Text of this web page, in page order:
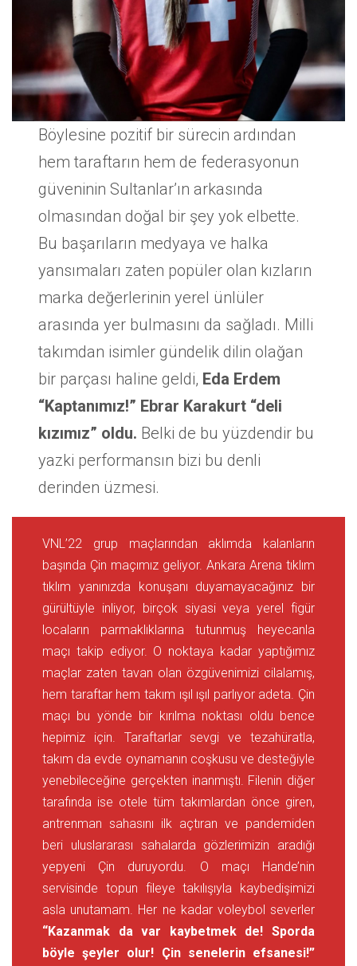
Böylesine pozitif bir sürecin ardından
hem taraftarın hem de federasyonun
güveninin Sultanlar’ın arkasında
olmasından doğal bir şey yok elbette.
Bu başarıların medyaya ve halka
yansımaları zaten popüler olan kızların
marka değerlerinin yerel ünlüler
arasında yer bulmasını da sağladı. Milli
takımdan isimler gündelik dilin olağan
bir parçası haline geldi, Eda Erdem
“Kaptanımız!” Ebrar Karakurt “deli
kızımız” oldu. Belki de bu yüzdendir bu
yazki performansın bizi bu denli
derinden üzmesi.
VNL’22 grup maçlarından aklımda kalanların
başında Çin maçımız geliyor. Ankara Arena tıklım
tıklım yanınızda konuşanı duyamayacağınız bir
gürültüyle inliyor, birçok siyasi veya yerel figür
locaların parmaklıklarına tutunmuş heyecanla
maçı takip ediyor. O noktaya kadar yaptığımız
maçlar zaten tavan olan özgüvenimizi cilalamış,
hem taraftar hem takım ışıl ışıl parlıyor adeta. Çin
maçı bu yönde bir kırılma noktası oldu bence
hepimiz için. Taraftarlar sevgi ve tezahüratla,
takım da evde oynamanın coşkusu ve desteğiyle
yenebileceğine gerçekten inanmıştı. Filenin diğer
tarafında ise otele tüm takımlardan önce giren,
antrenman sahasını ilk açtıran ve pandemiden
beri uluslararası sahalarda gözlerimizin aradığı
yepyeni Çin duruyordu. O maçı Hande’nin
servisinde topun fileye takılışıyla kaybedişimizi
asla unutamam. Her ne kadar voleybol severler
“Kazanmak da var kaybetmek de! Sporda
böyle şeyler olur! Çin senelerin efsanesi!”